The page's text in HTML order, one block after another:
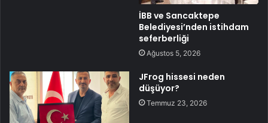
İBB ve Sancaktepe
Belediyesi’nden istihdam
seferberliği
Ağustos 5, 2026
JFrog hissesi neden
düşüyor?
Temmuz 23, 2026